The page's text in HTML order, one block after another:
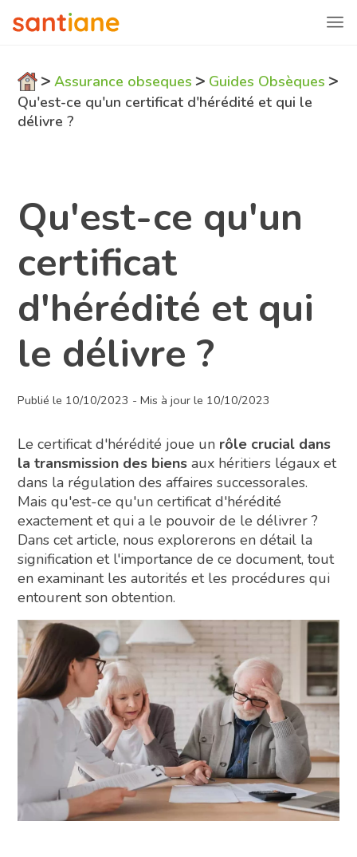
> Assurance obseques > Guides Obsèques >
Qu'est-ce qu'un certificat d'hérédité et qui le
délivre ?
Qu'est-ce qu'un
certificat
d'hérédité et qui
le délivre ?
Publié le 10/10/2023 - Mis à jour le 10/10/2023
Le certificat d'hérédité joue un rôle crucial dans
la transmission des biens aux héritiers légaux et
dans la régulation des affaires successorales.
Mais qu'est-ce qu'un certificat d'hérédité
exactement et qui a le pouvoir de le délivrer ?
Dans cet article, nous explorerons en détail la
signification et l'importance de ce document, tout
en examinant les autorités et les procédures qui
entourent son obtention.